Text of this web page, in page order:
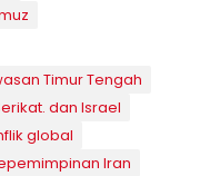
Timur Tengah
dan Israel
global
Iran